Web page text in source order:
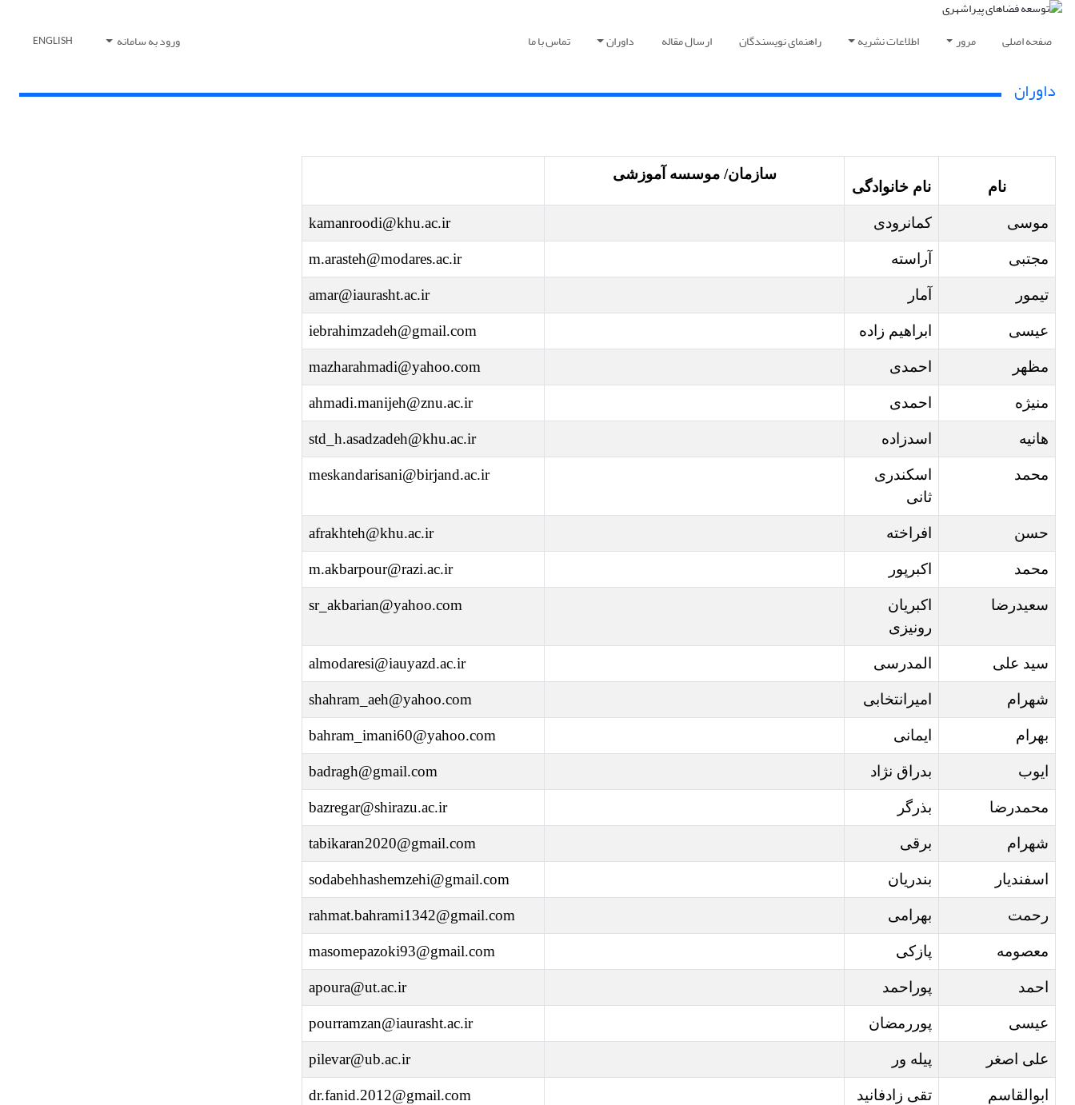
صفحه اصلی مرور اطلاعات نشریه راهنمای نویسندگان ارسال مقاله داوران تماس با ما ورود به سامانه ENGLISH
داوران
نام نام خانوادگی
سازمان/ موسسه آموزشی
موسی کمانرودی kamanroodi@khu.ac.ir
مجتبی آراسته m.arasteh@modares.ac.ir
تیمور آمار amar@iaurasht.ac.ir
عیسی ابراهیم زاده iebrahimzadeh@gmail.com
مظهر احمدی mazharahmadi@yahoo.com
منیژه احمدی ahmadi.manijeh@znu.ac.ir
هانیه اسدزاده std_h.asadzadeh@khu.ac.ir
محمد
اسکندری
ثانی
meskandarisani@birjand.ac.ir
حسن افراخته afrakhteh@khu.ac.ir
محمد اکبرپور m.akbarpour@razi.ac.ir
سعیدرضا
اکبریان
رونیزی
sr_akbarian@yahoo.com
سید علی المدرسی almodaresi@iauyazd.ac.ir
شهرام امیرانتخابی shahram_aeh@yahoo.com
بهرام ایمانی bahram_imani60@yahoo.com
ایوب بدراق نژاد badragh@gmail.com
محمدرضا بذرگر bazregar@shirazu.ac.ir
شهرام برقی tabikaran2020@gmail.com
اسفندیار بندریان sodabehhashemzehi@gmail.com
رحمت بهرامی rahmat.bahrami1342@gmail.com
معصومه پازکی masomepazoki93@gmail.com
احمد پوراحمد apoura@ut.ac.ir
عیسی پوررمضان pourramzan@iaurasht.ac.ir
علی اصغر پیله ور pilevar@ub.ac.ir
ابوالقاسم تقی زادفانید dr.fanid.2012@gmail.com